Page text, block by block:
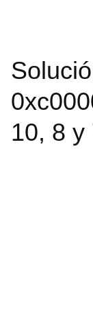
10, 8 y